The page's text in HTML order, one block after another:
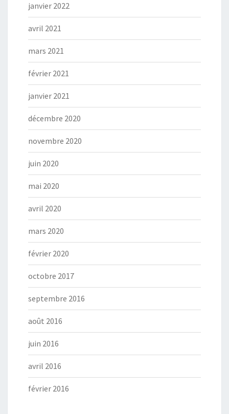
janvier 2022
avril 2021
mars 2021
février 2021
janvier 2021
décembre 2020
novembre 2020
juin 2020
mai 2020
avril 2020
mars 2020
février 2020
octobre 2017
septembre 2016
août 2016
juin 2016
avril 2016
février 2016